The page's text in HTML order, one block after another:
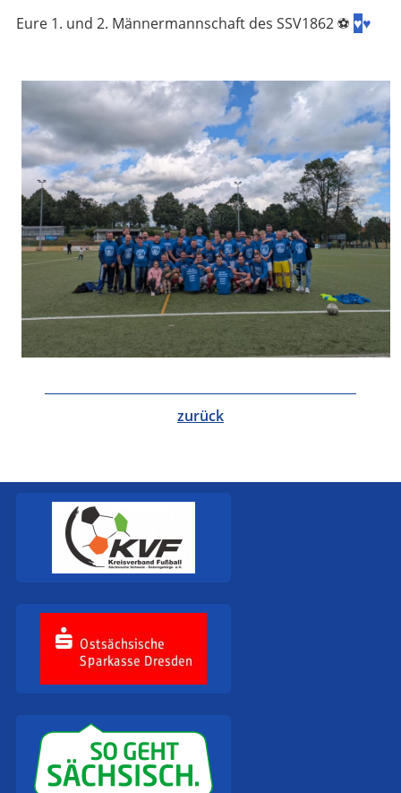
Eure 1. und 2. Männermannschaft des SSV1862 ⚽ ♥♥
zurück